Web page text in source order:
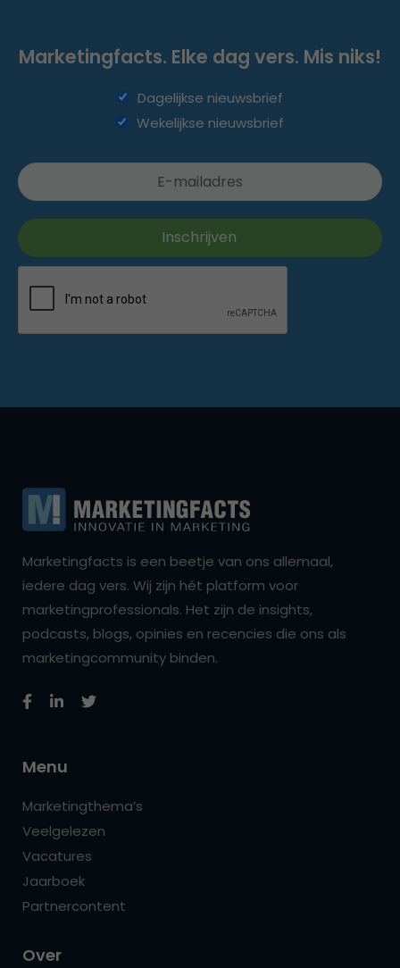
Marketingfacts. Elke dag vers. Mis niks!
Dagelijkse nieuwsbrief
Wekelijkse nieuwsbrief
Marketingfacts is een beetje van ons allemaal,
iedere dag vers. Wij zijn hét platform voor
marketingprofessionals. Het zijn de insights,
podcasts, blogs, opinies en recencies die ons als
marketingcommunity binden.
Menu
Marketingthema’s
Veelgelezen
Vacatures
Jaarboek
Partnercontent
Over